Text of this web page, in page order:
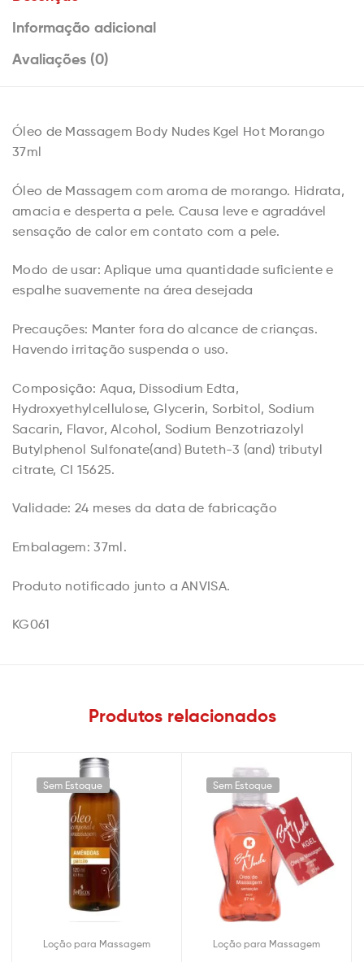
Informação adicional
Avaliações (0)
Óleo de Massagem Body Nudes Kgel Hot Morango
37ml
Óleo de Massagem com aroma de morango. Hidrata,
amacia e desperta a pele. Causa leve e agradável
sensação de calor em contato com a pele.
Modo de usar: Aplique uma quantidade suficiente e
espalhe suavemente na área desejada
Precauções: Manter fora do alcance de crianças.
Havendo irritação suspenda o uso.
Composição: Aqua, Dissodium Edta,
Hydroxyethylcellulose, Glycerin, Sorbitol, Sodium
Sacarin, Flavor, Alcohol, Sodium Benzotriazolyl
Butylphenol Sulfonate(and) Buteth-3 (and) tributyl
citrate, CI 15625.
Validade: 24 meses da data de fabricação
Embalagem: 37ml.
Produto notificado junto a ANVISA.
KG061
Produtos relacionados
Sem Estoque
Loção para Massagem
Sem Estoque
Loção para Massagem